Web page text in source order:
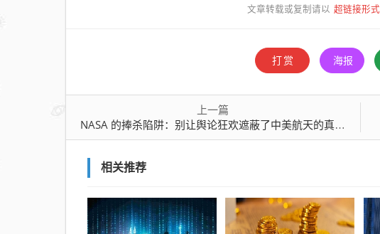
文章转载或复制请以 超链接形式
打赏 海报
上一篇
NASA 的捧杀陷阱：别让舆论狂欢遮蔽了中美航天的真实差距
相关推荐